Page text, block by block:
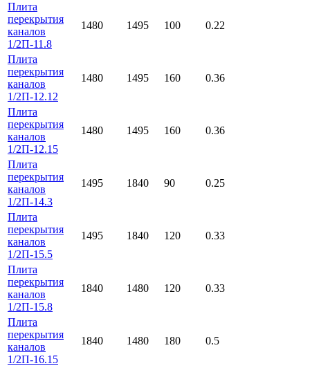
Плита
перекрытия
каналов
1/2П-11.8
1480 1495 100 0.22
Плита
перекрытия
каналов
1/2П-12.12
1480 1495 160 0.36
Плита
перекрытия
каналов
1/2П-12.15
1480 1495 160 0.36
Плита
перекрытия
каналов
1/2П-14.3
1495 1840 90 0.25
Плита
перекрытия
каналов
1/2П-15.5
1495 1840 120 0.33
Плита
перекрытия
каналов
1/2П-15.8
1840 1480 120 0.33
Плита
перекрытия
каналов
1/2П-16.15
1840 1480 180 0.5